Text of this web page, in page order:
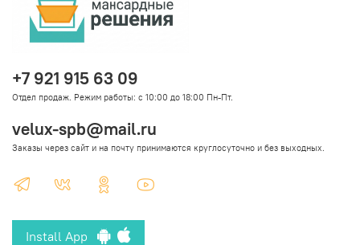
Install App
+7 921 915 63 09
Отдел продаж. Режим работы: с 10:00 до 18:00 Пн-Пт.
velux-spb@mail.ru
Заказы через сайт и на почту принимаются круглосуточно и без выходных.